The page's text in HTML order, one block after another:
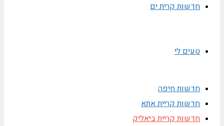
חדשות קרית ים
טעים לי
חדשות חיפה
חדשות קריית אתא
חדשות קריית ביאליק